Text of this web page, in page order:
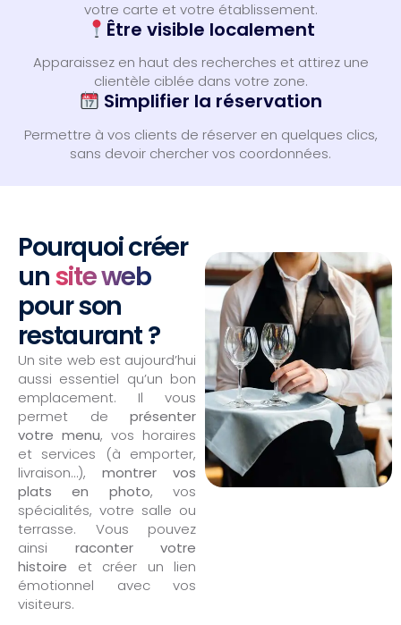
votre carte et votre établissement.
Être visible localement
Apparaissez en haut des recherches et attirez une
clientèle ciblée dans votre zone.
Simplifier la réservation
Permettre à vos clients de réserver en quelques clics,
sans devoir chercher vos coordonnées.
Pourquoi créer
unsite web
pour son
restaurant ?
Un site web est aujourd’hui
aussi essentiel qu’un bon
emplacement. Il vous
permet deprésenter
votre menu, vos horaires
et services (à emporter,
livraison…),montrer vos
plats en photo, vos
spécialités, votre salle ou
terrasse. Vous pouvez
ainsi raconter votre
histoire et créer un lien
émotionnel avec vos
visiteurs.